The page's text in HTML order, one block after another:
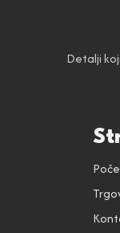
Detalji